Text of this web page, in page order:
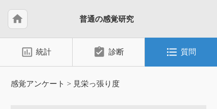
home 普通の感覚研究
insert_chart_outlined 統計 assignment_turned_in 診断 format_list_bulleted 質問
感覚アンケート > 見栄っ張り度